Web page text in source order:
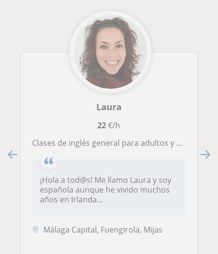
Laura
22€/h
Clases de inglés general para adultos y apoyo escolar
¡Hola a tod@s! Me llamo Laura y soy
española aunque he vivido muchos
años en Irlanda...
Málaga Capital, Fuengirola, Mijas